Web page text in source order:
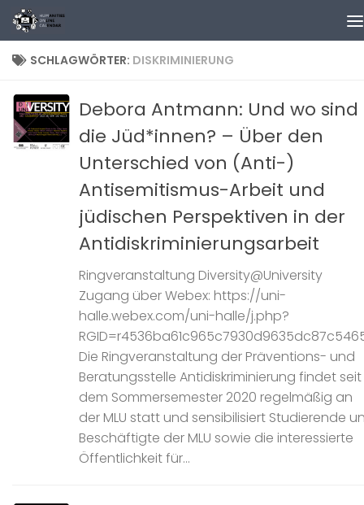
Zum Inhalt springen
SCHLAGWÖRTER: DISKRIMINIERUNG
Debora Antmann: Und wo sind
die Jüd*innen? – Über den
Unterschied von (Anti-)
Antisemitismus-Arbeit und
jüdischen Perspektiven in der
Antidiskriminierungsarbeit
Ringveranstaltung Diversity@University
Zugang über Webex: https://uni-
halle.webex.com/uni-halle/j.php?
Die Ringveranstaltung der Präventions- und
Beratungsstelle Antidiskriminierung findet seit
dem Sommersemester 2020 regelmäßig an
der MLU statt und sensibilisiert Studierende
Beschäftigte der MLU sowie die interessierte
Öffentlichkeit für...